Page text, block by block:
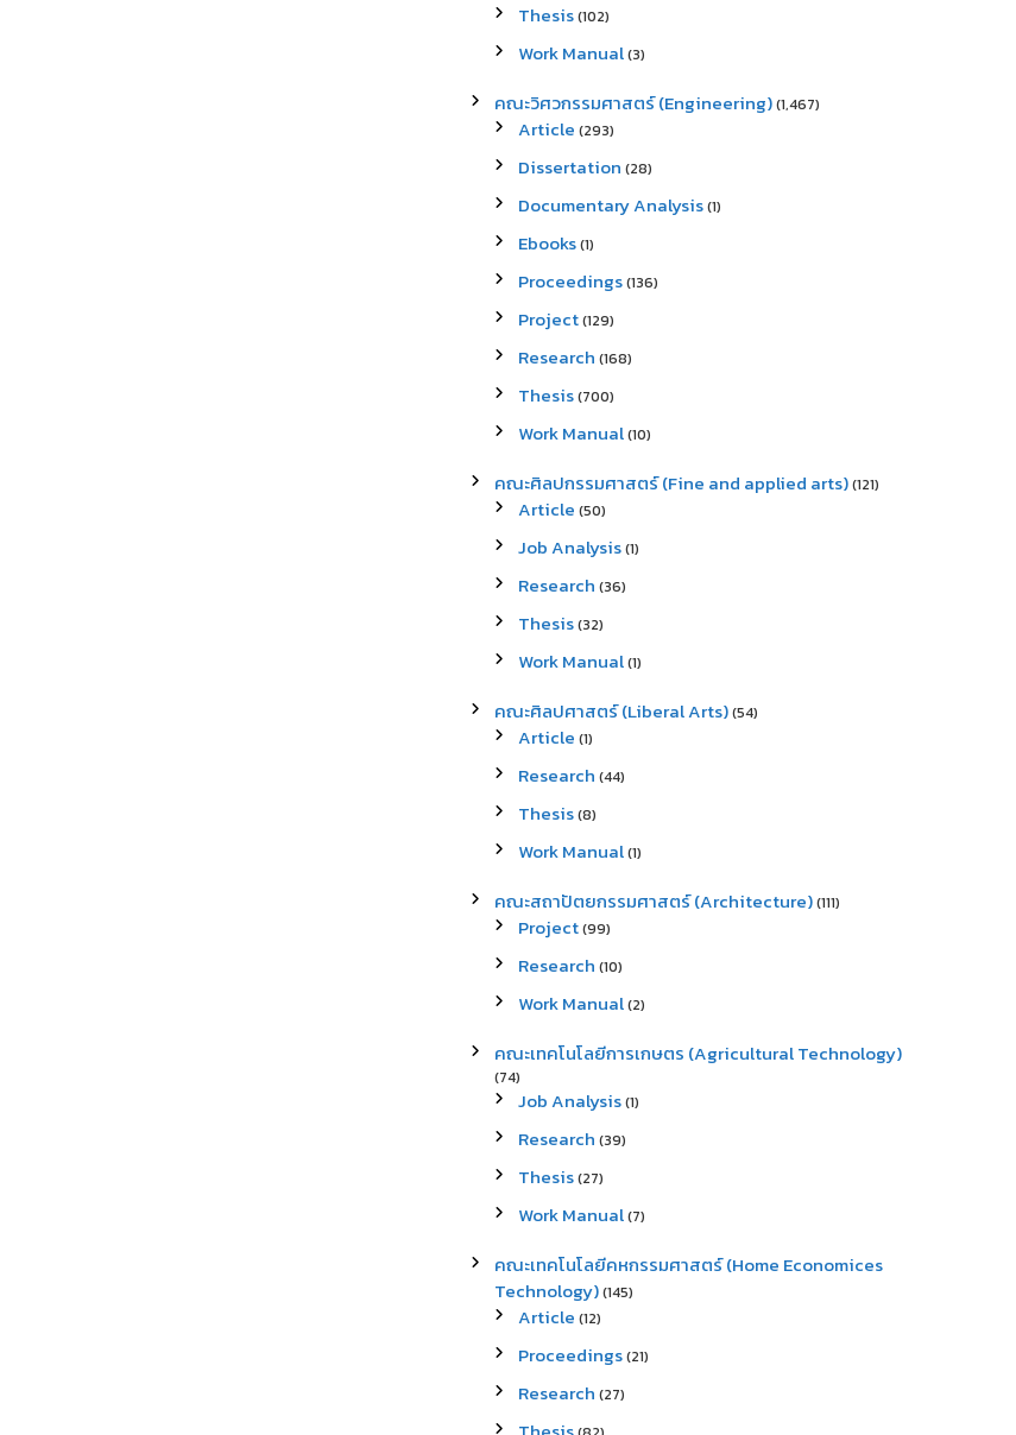
Thesis(102)
Work Manual(3)
คณะวิศวกรรมศาสตร์ (Engineering)(1,467)
Article (293)
Dissertation (28)
Documentary Analysis(1)
Ebooks(1)
Proceedings(136)
Project(129)
Research (168)
Thesis(700)
Work Manual(10)
คณะศิลปกรรมศาสตร์ (Fine and applied arts)(121)
Article (50)
Job Analysis(1)
Research (36)
Thesis(32)
Work Manual(1)
คณะศิลปศาสตร์ (Liberal Arts)(54)
Article (1)
Research (44)
Thesis(8)
Work Manual(1)
คณะสถาปัตยกรรมศาสตร์ (Architecture)(111)
Project(99)
Research (10)
Work Manual(2)
คณะเทคโนโลยีการเกษตร (Agricultural Technology)
(74)
Job Analysis(1)
Research (39)
Thesis(27)
Work Manual(7)
คณะเทคโนโลยีคหกรรมศาสตร์ (Home Economices
Technology)(145)
Article (12)
Proceedings(21)
Research (27)